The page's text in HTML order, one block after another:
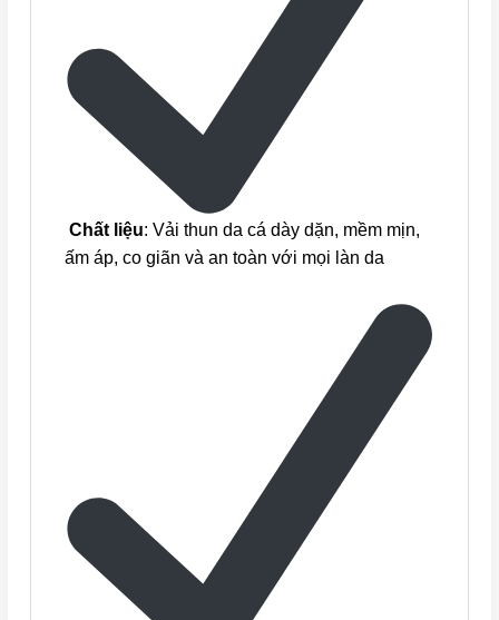
Chất liệu: Vải thun da cá dày dặn, mềm mịn,
ấm áp, co giãn và an toàn với mọi làn da